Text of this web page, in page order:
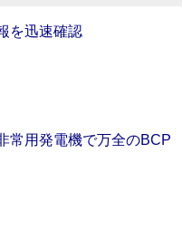
を迅速確認
常用発電機で万全のBCP